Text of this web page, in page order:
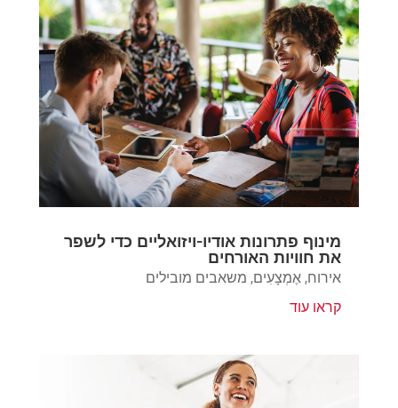
מינוף פתרונות אודיו-ויזואליים כדי לשפר
את חוויות האורחים
אירוח, אֶמְצָעִים, משאבים מובילים
קראו עוד